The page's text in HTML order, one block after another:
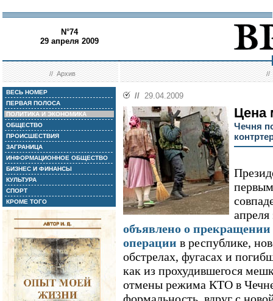
N°74
29 апреля 2009
//Архив //
ВЕСЬ НОМЕР
ПЕРВАЯ ПОЛОСА
ПОЛИТИКА И ЭКОНОМИКА
ОБЩЕСТВО
ПРОИСШЕСТВИЯ
ЗАГРАНИЦА
ИНФОРМАЦИОННОЕ ОБЩЕСТВО
БИЗНЕС И ФИНАНСЫ
КУЛЬТУРА
СПОРТ
КРОМЕ ТОГО
// 29.04.2009
Цена
Чечня
апреля
объявлено о
операции в республике,
обстрелах, фугасах и
как из прохудившегося
отмены режима КТО в